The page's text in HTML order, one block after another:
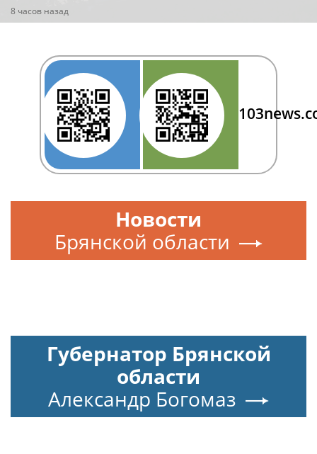
8 часов назад
Новости
Брянской области
Губернатор Брянской
области
Александр Богомаз